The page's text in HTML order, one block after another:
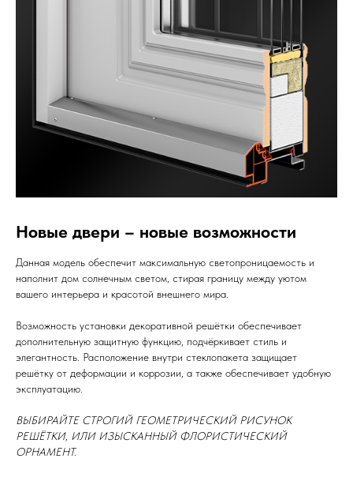
Новые двери – новые возможности
Данная модель обеспечит максимальную светопроницаемость и
наполнит дом солнечным светом, стирая границу между уютом
вашего интерьера и красотой внешнего мира.
Возможность установки декоративной решётки обеспечивает
дополнительную защитную функцию, подчёркивает стиль и
элегантность. Расположение внутри стеклопакета защищает
решётку от деформации и коррозии, а также обеспечивает удобную
эксплуатацию.
ВЫБИРАЙТЕ СТРОГИЙ ГЕОМЕТРИЧЕСКИЙ РИСУНОК
РЕШЁТКИ, ИЛИ ИЗЫСКАННЫЙ ФЛОРИСТИЧЕСКИЙ
ОРНАМЕНТ.